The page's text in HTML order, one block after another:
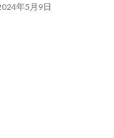
年5月9日